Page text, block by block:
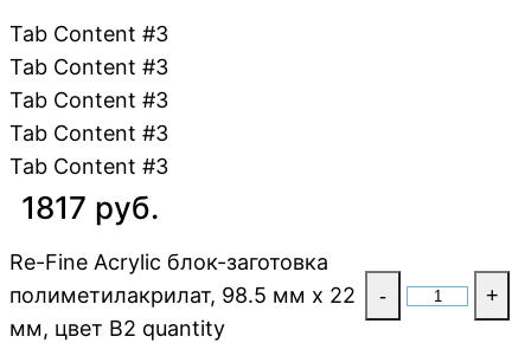
Tab Content #3
Tab Content #3
Tab Content #3
Tab Content #3
Tab Content #3
1817 руб.
Re-Fine Acrylic блок-заготовка
полиметилакрилат, 98.5 мм x 22
мм, цвет B2 quantity
- +